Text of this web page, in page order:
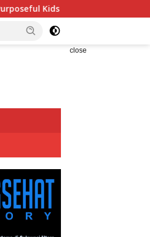
Hospitality di Murex
close